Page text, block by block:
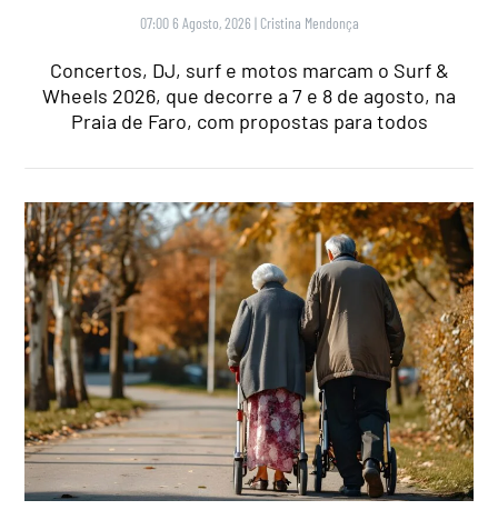
07:00 6 Agosto, 2026 | Cristina Mendonça
Concertos, DJ, surf e motos marcam o Surf &
Wheels 2026, que decorre a 7 e 8 de agosto, na
Praia de Faro, com propostas para todos